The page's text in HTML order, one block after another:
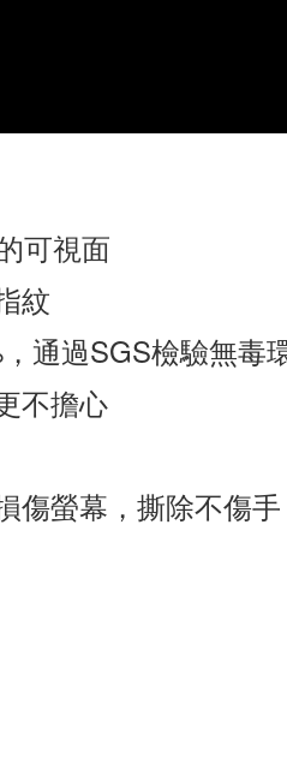
可視面
紋
通過SGS檢驗無毒
不擔心
傷螢幕，撕除不傷手